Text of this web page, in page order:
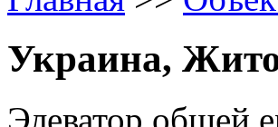
Украина,